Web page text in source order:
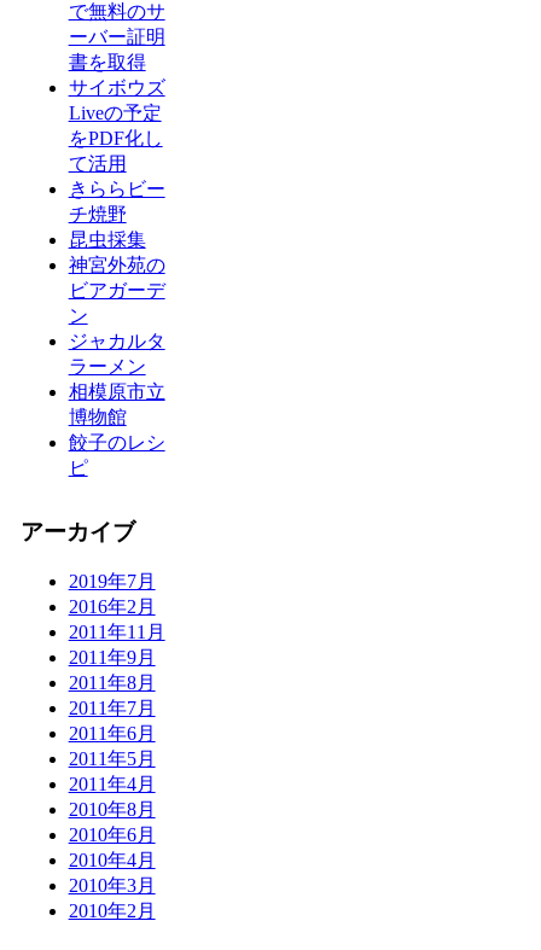
で無料のサ
ーバー証明
書を取得
サイボウズ
Liveの予定
をPDF化し
て活用
きららビー
チ焼野
昆虫採集
神宮外苑の
ビアガーデ
ン
ジャカルタ
ラーメン
相模原市立
博物館
餃子のレシ
ピ
アーカイブ
2019年7月
2016年2月
2011年11月
2011年9月
2011年8月
2011年7月
2011年6月
2011年5月
2011年4月
2010年8月
2010年6月
2010年4月
2010年3月
2010年2月